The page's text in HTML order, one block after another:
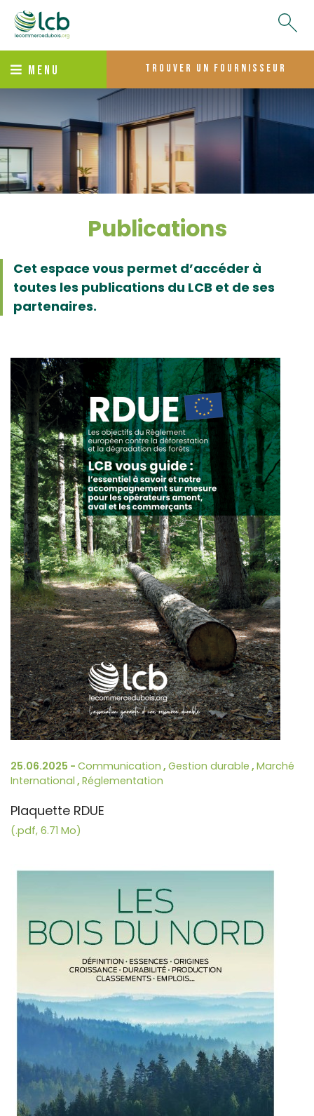
MENU trouver un fournisseur
Publications
Cet espace vous permet d’accéder à
toutes les publications du LCB et de ses
partenaires.
25.06.2025 - Communication , Gestion durable , Marché
International , Réglementation
Plaquette RDUE
(.pdf, 6.71 Mo)